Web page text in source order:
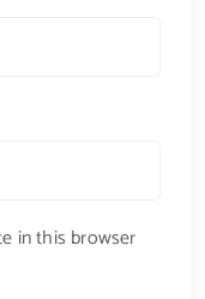
in this browser